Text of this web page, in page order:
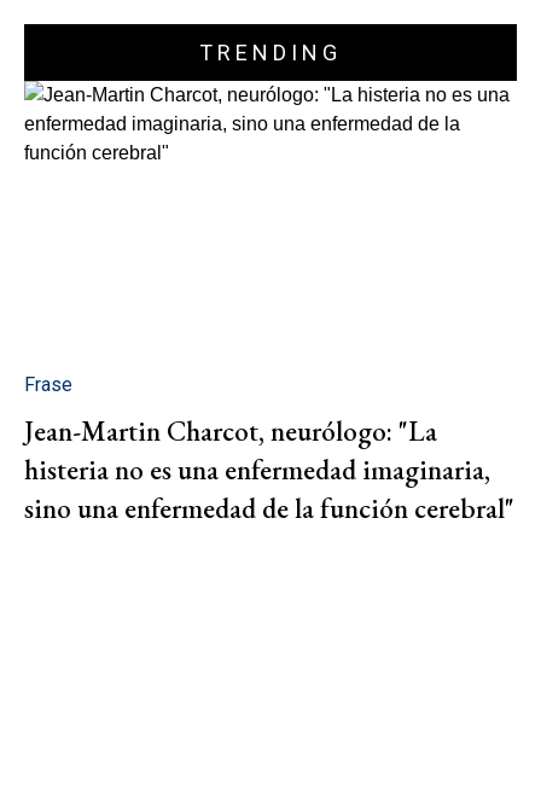
TRENDING
Frase
Jean-Martin Charcot, neurólogo: "La
histeria no es una enfermedad imaginaria,
sino una enfermedad de la función cerebral"